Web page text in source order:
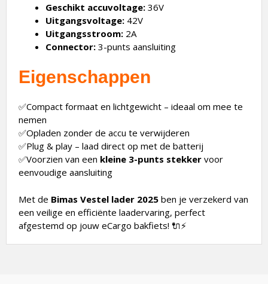
Geschikt accuvoltage: 36V
Uitgangsvoltage: 42V
Uitgangsstroom: 2A
Connector: 3-punts aansluiting
Eigenschappen
✅Compact formaat en lichtgewicht – ideaal om mee te
nemen
✅Opladen zonder de accu te verwijderen
✅Plug & play – laad direct op met de batterij
✅Voorzien van een kleine 3-punts stekker voor
eenvoudige aansluiting
Met de Bimas Vestel lader 2025 ben je verzekerd van
een veilige en efficiënte laadervaring, perfect
afgestemd op jouw eCargo bakfiets! 🔌⚡